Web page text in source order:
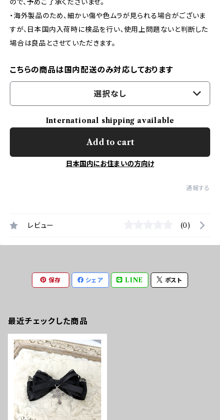
ので、予めご了承くださいませ。
・海外製品のため、細かい傷や色ムラが見られる場合がございま
すが、日本国内入荷時に検品を行い、使用上問題ないと判断した
場合は良品とさせていただきます。
こちらの商品は国内配送のみ対応しております
選択なし
International shipping available
Add to cart
日本国内にお住まいの方向け
通報する
レビュー (0)
保存 シェア LINE ポスト
最近チェックした商品